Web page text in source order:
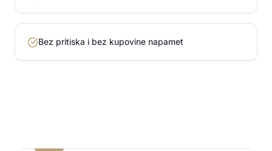
Bez pritiska i bez kupovine napamet